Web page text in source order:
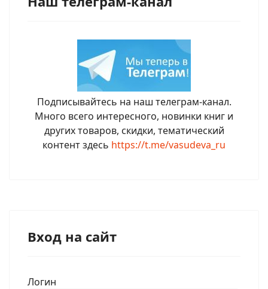
Подписывайтесь на наш телеграм-канал.
Много всего интересного, новинки книг и
других товаров, скидки, тематический
контент здесь https://t.me/vasudeva_ru
Вход на сайт
Логин